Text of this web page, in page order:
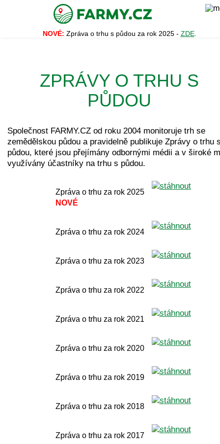
NOVÉ: Zpráva o trhu s půdou za rok 2025 - ZDE.
ZPRÁVY O TRHU S
PŮDOU
Společnost FARMY.CZ od roku 2004 monitoruje trh se
zemědělskou půdou a pravidelně publikuje Zprávy o trhu
půdou, které jsou přejímány odbornými médii a v široké
využívány účastníky na trhu s půdou.
Zpráva o trhu za rok 2025
NOVÉ
Zpráva o trhu za rok 2024
Zpráva o trhu za rok 2023
Zpráva o trhu za rok 2022
Zpráva o trhu za rok 2021
Zpráva o trhu za rok 2020
Zpráva o trhu za rok 2019
Zpráva o trhu za rok 2018
Zpráva o trhu za rok 2017